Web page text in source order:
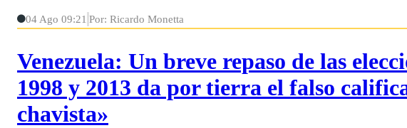
04 Ago 09:21 Por: Ricardo Monetta
Venezuela: Un breve repaso de las
1998 y 2013 da por tierra el falso
chavista»